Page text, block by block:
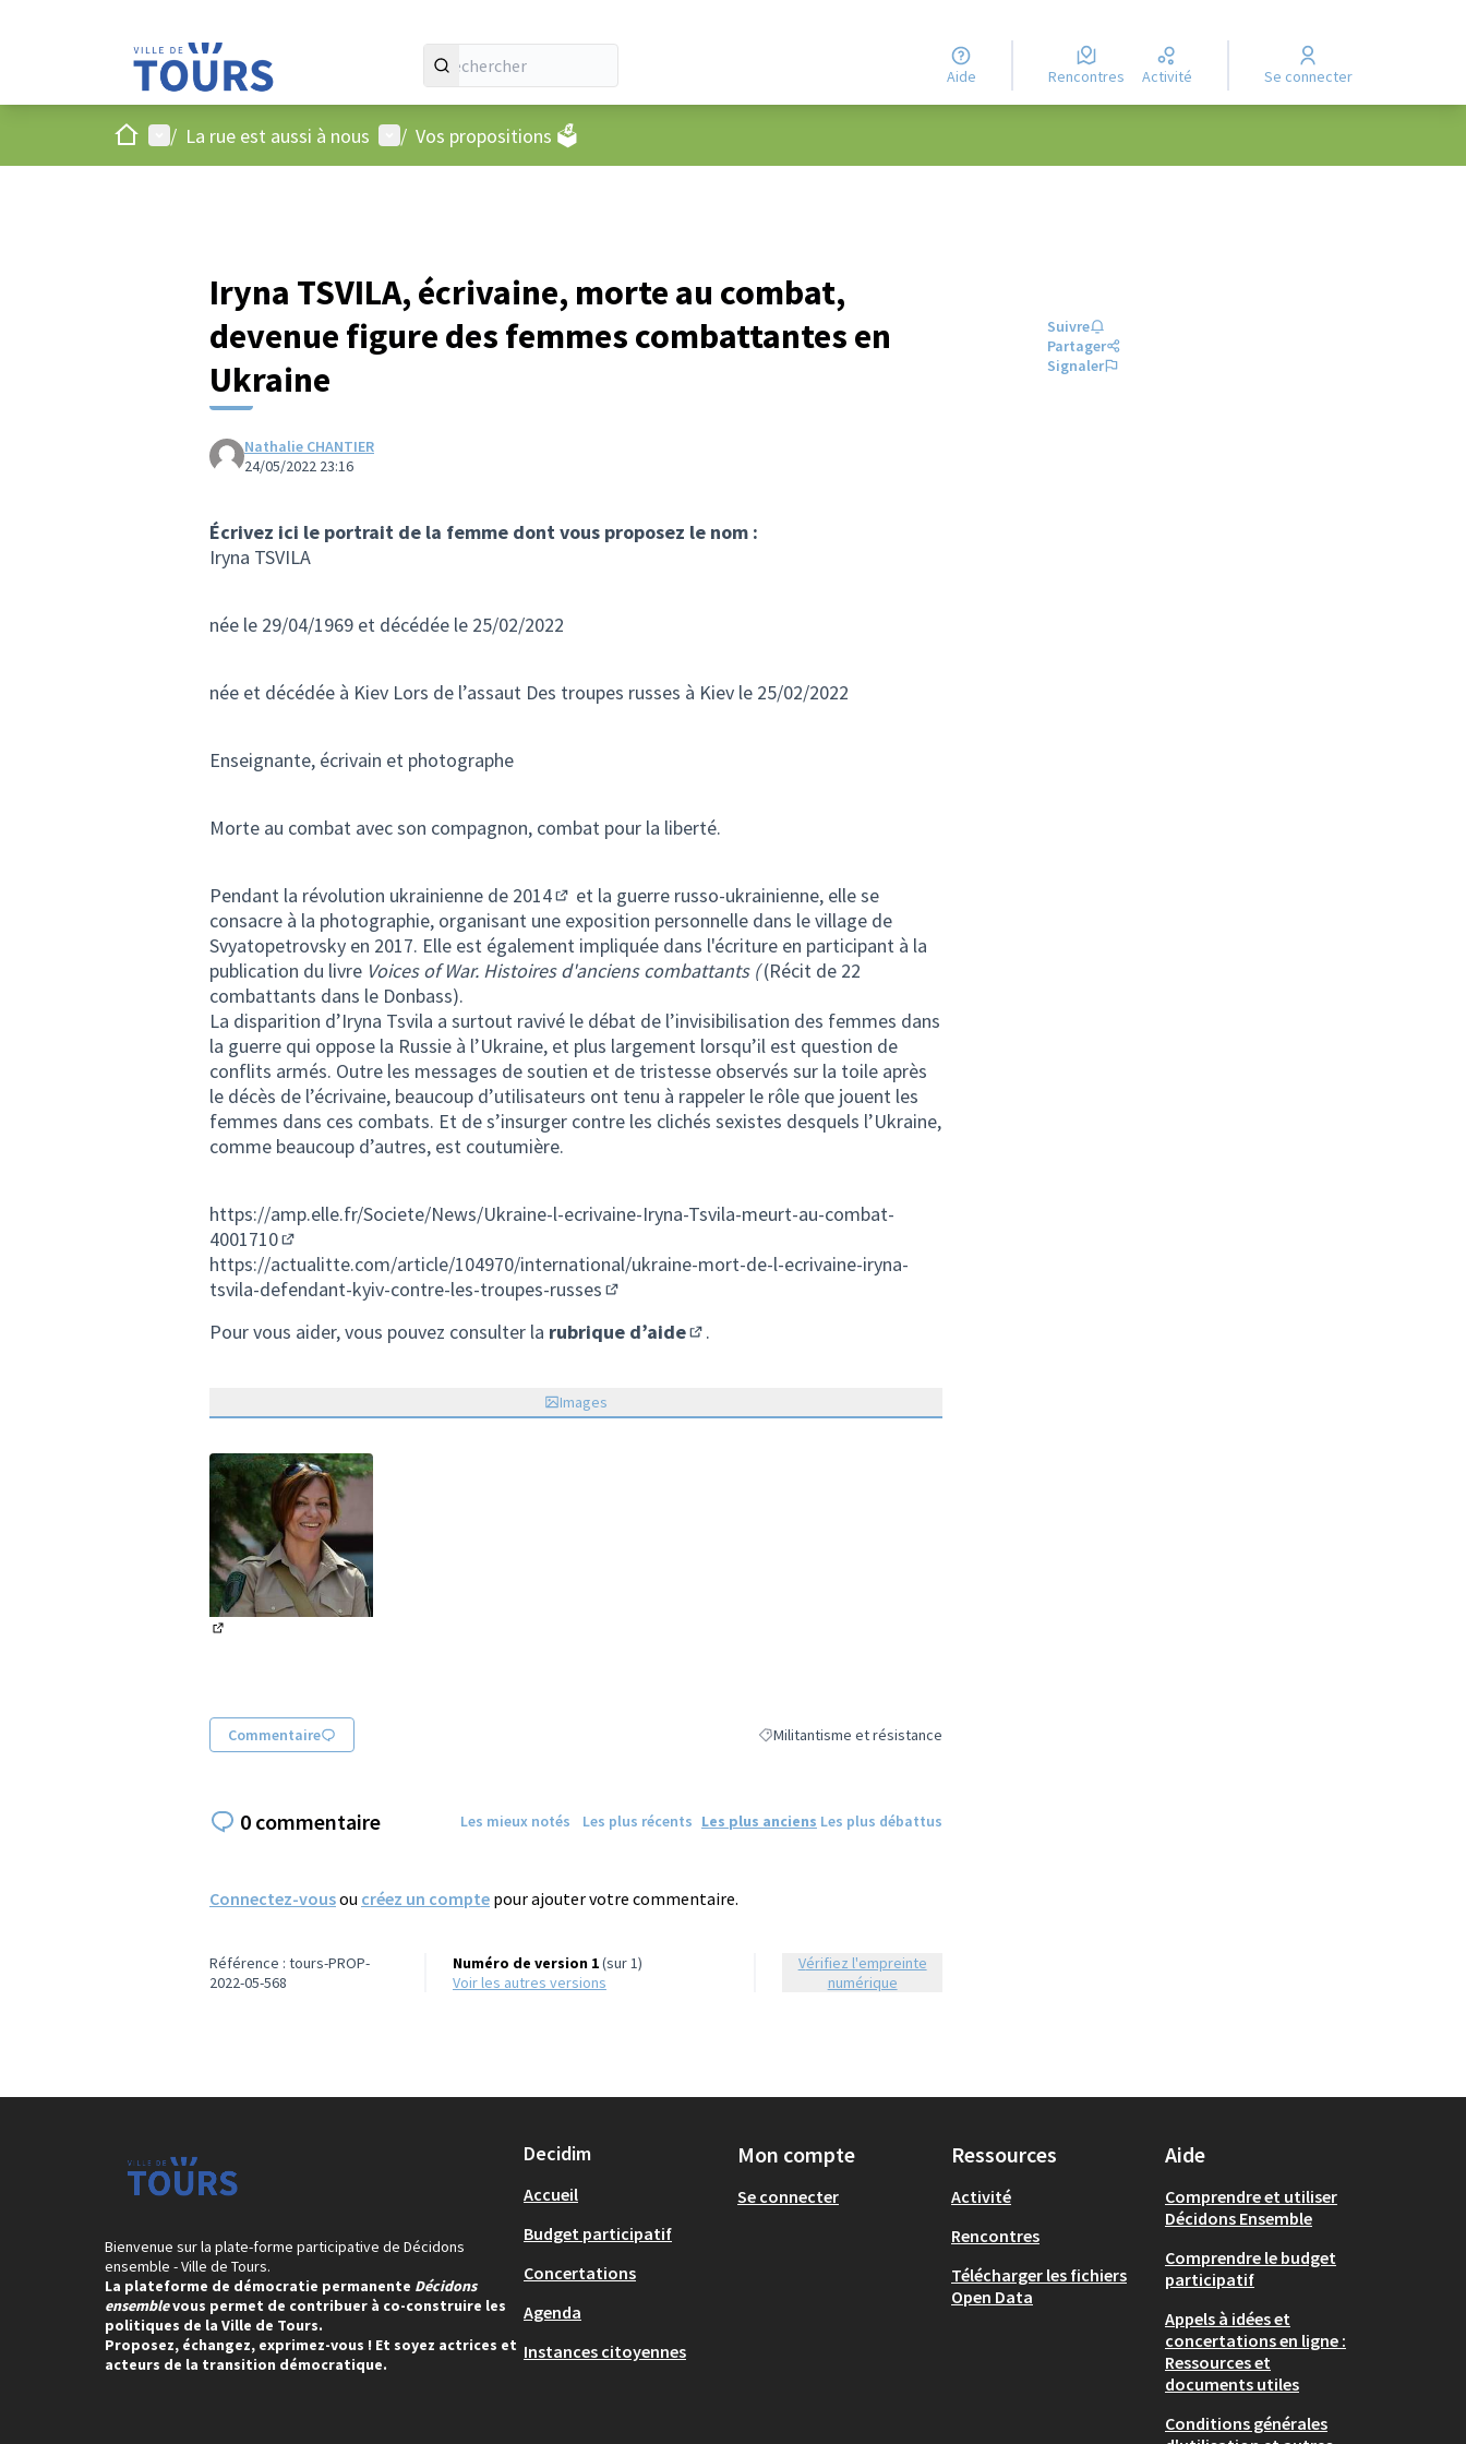
Aide Rencontres Activité Se connecter
AccueilMenu principal
/ La rue est aussi à nous Menu utilisateur
/ Vos propositions 🗳️
Iryna TSVILA, écrivaine, morte au combat,
devenue figure des femmes combattantes en
Ukraine
Nathalie CHANTIER
24/05/2022 23:16
Écrivez ici le portrait de la femme dont vous proposez le nom :
Iryna TSVILA
née le 29/04/1969 et décédée le 25/02/2022
née et décédée à Kiev Lors de l’assaut Des troupes russes à Kiev le 25/02/2022
Enseignante, écrivain et photographe
Morte au combat avec son compagnon, combat pour la liberté.
Pendant la révolution ukrainienne de 2014
(Lien externe)
et la guerre russo-ukrainienne, elle se
consacre à la photographie, organisant une exposition personnelle dans le village de
Svyatopetrovsky en 2017. Elle est également impliquée dans l'écriture en participant à la
publication du livre Voices of War. Histoires d'anciens combattants ((Récit de 22
combattants dans le Donbass).
La disparition d’Iryna Tsvila a surtout ravivé le débat de l’invisibilisation des femmes dans
la guerre qui oppose la Russie à l’Ukraine, et plus largement lorsqu’il est question de
conflits armés. Outre les messages de soutien et de tristesse observés sur la toile après
le décès de l’écrivaine, beaucoup d’utilisateurs ont tenu à rappeler le rôle que jouent les
femmes dans ces combats. Et de s’insurger contre les clichés sexistes desquels l’Ukraine,
comme beaucoup d’autres, est coutumière.
https://amp.elle.fr/Societe/News/Ukraine-l-ecrivaine-Iryna-Tsvila-meurt-au-combat-
4001710
(Lien externe)
https://actualitte.com/article/104970/international/ukraine-mort-de-l-ecrivaine-iryna-
tsvila-defendant-kyiv-contre-les-troupes-russes
Pour vous aider, vous pouvez consulter la rubrique d’aide .
Images
Commentaire Filtrer les résultats de la catégorie : Militantisme et résistance
Militantisme et résistance
Suivre
Partager
Signaler
0 commentaire Les mieux notés Les plus récents Les plus anciens Les plus débattus
Connectez-vousou créez un compte pour ajouter votre commentaire.
Référence : tours-PROP-
2022-05-568
Numéro de version 1(sur 1)
voir les autres versions
Vérifiez l'empreinte
numérique
Bienvenue sur la plate-forme participative de Décidons
ensemble - Ville de Tours.
La plateforme de démocratie permanente Décidons
ensemblevous permet de contribuer à co-construire les
politiques de la Ville de Tours.
Proposez, échangez, exprimez-vous ! Et soyez actrices et
acteurs de la transition démocratique.
Decidim
Accueil
Budget participatif
Concertations
Agenda
Instances citoyennes
Mon compte
Se connecter
Ressources
Activité
Rencontres
Télécharger les fichiers
Open Data
Aide
Comprendre et utiliser
Décidons Ensemble
Comprendre le budget
participatif
Appels à idées et
concertations en ligne :
Ressources et
documents utiles
Conditions générales